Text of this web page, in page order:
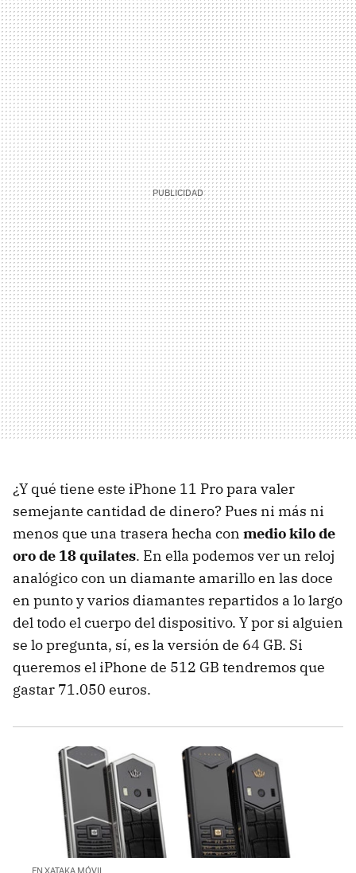
¿Y qué tiene este iPhone 11 Pro para valer
semejante cantidad de dinero? Pues ni más ni
menos que una trasera hecha con medio kilo de
oro de 18 quilates. En ella podemos ver un reloj
analógico con un diamante amarillo en las doce
en punto y varios diamantes repartidos a lo largo
del todo el cuerpo del dispositivo. Y por si alguien
se lo pregunta, sí, es la versión de 64 GB. Si
queremos el iPhone de 512 GB tendremos que
gastar 71.050 euros.
EN XATAKA MÓVIL